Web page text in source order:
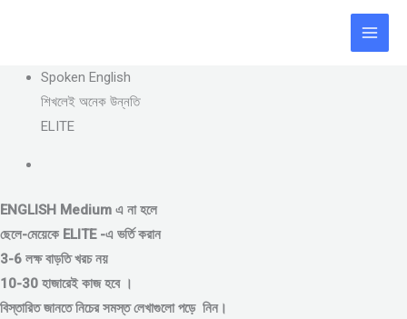
Spoken English
শিখলেই অনেক উন্নতি
ELITE
ENGLISH Medium এ না হলে
ছেলে-মেয়েকে ELITE -এ ভর্তি করান
3-6 লক্ষ বাড়তি খরচ নয়
10-30 হাজারেই কাজ হবে ।
বিস্তারিত জানতে নিচের সমস্ত লেখাগুলো পড়ে নিন।